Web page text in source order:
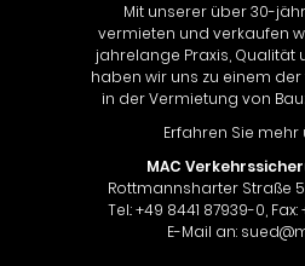
Mit unserer über 30-
vermieten und verkaufen
jahrelange Praxis, Qualität
haben wir uns zu einem
in der Vermietung von
Erfahren Sie mehr
MAC
Rottmannsharter Straße
Tel.: +49 8441 87939-0,
E-Mail an: